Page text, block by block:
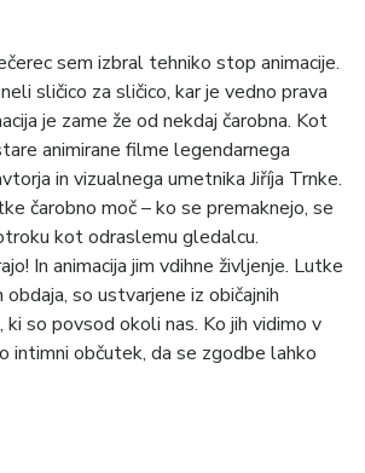
sem izbral tehniko stop animacije.
sličico za sličico, kar je vedno prava
je zame že od nekdaj čarobna. Kot
animirane filme legendarnega
in vizualnega umetnika Jiříja Trnke.
čarobno moč – ko se premaknejo, se
kot odraslemu gledalcu.
In animacija jim vdihne življenje. Lutke
obdaja, so ustvarjene iz običajnih
so povsod okoli nas. Ko jih vidimo v
intimni občutek, da se zgodbe lahko